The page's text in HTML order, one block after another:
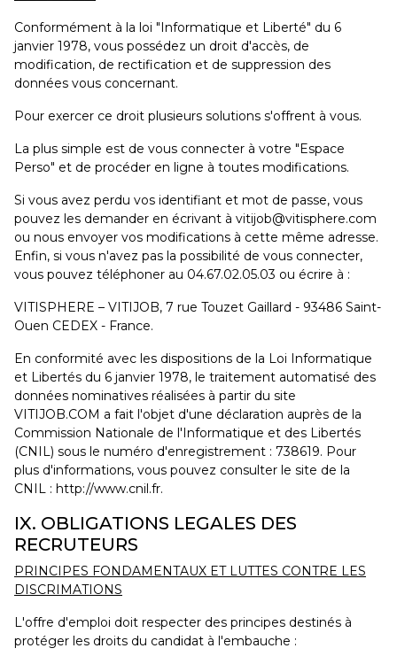
Conformément à la loi "Informatique et Liberté" du 6
janvier 1978, vous possédez un droit d'accès, de
modification, de rectification et de suppression des
données vous concernant.
Pour exercer ce droit plusieurs solutions s'offrent à vous.
La plus simple est de vous connecter à votre "Espace
Perso" et de procéder en ligne à toutes modifications.
Si vous avez perdu vos identifiant et mot de passe, vous
pouvez les demander en écrivant à vitijob@vitisphere.com
ou nous envoyer vos modifications à cette même adresse.
Enfin, si vous n'avez pas la possibilité de vous connecter,
vous pouvez téléphoner au 04.67.02.05.03 ou écrire à :
VITISPHERE – VITIJOB, 7 rue Touzet Gaillard - 93486 Saint-
Ouen CEDEX - France.
En conformité avec les dispositions de la Loi Informatique
et Libertés du 6 janvier 1978, le traitement automatisé des
données nominatives réalisées à partir du site
VITIJOB.COM a fait l'objet d'une déclaration auprès de la
Commission Nationale de l'Informatique et des Libertés
(CNIL) sous le numéro d'enregistrement : 738619. Pour
plus d'informations, vous pouvez consulter le site de la
CNIL : http://www.cnil.fr.
IX. OBLIGATIONS LEGALES DES
RECRUTEURS
PRINCIPES FONDAMENTAUX ET LUTTES CONTRE LES
DISCRIMATIONS
L'offre d'emploi doit respecter des principes destinés à
protéger les droits du candidat à l'embauche :